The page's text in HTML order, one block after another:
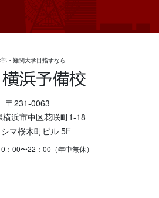
・難関大学目指すなら
〒231-0063
横浜市中区花咲町1-18
マ桜木町ビル 5F
00〜22：00（年中無休）